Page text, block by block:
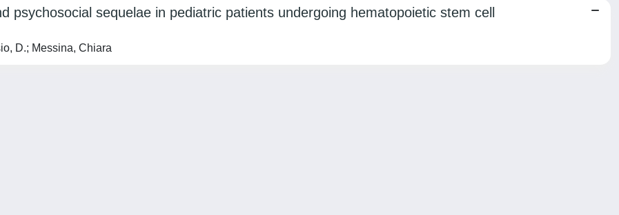
sequelae in pediatric patients undergoing hematopoietic stem cell
D.; Messina, Chiara